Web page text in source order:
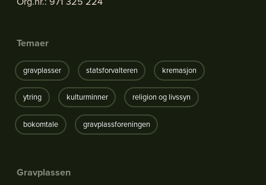
Om oss
Annonsering
Ledige stillinger
Temaer
gravplasser statsforvalteren kremasjon
ytring kulturminner religion og livssyn
bokomtale gravplassforeningen
Gravplassen